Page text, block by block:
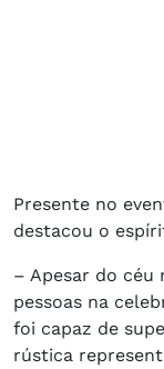
Presente no
destacou o
– Apesar do céu
pessoas na
foi capaz de
rústica